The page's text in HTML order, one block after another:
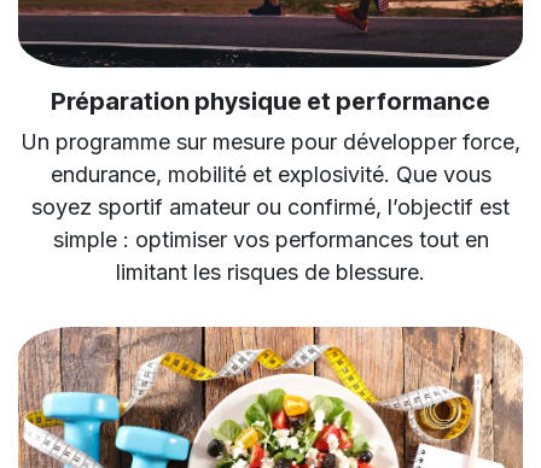
Préparation physique et performance
Un programme sur mesure pour développer force,
endurance, mobilité et explosivité. Que vous
soyez sportif amateur ou confirmé, l’objectif est
simple : optimiser vos performances tout en
limitant les risques de blessure.